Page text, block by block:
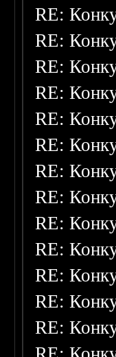
RE:
RE:
RE:
RE:
RE:
RE:
RE:
RE:
RE:
RE:
RE:
RE:
RE: